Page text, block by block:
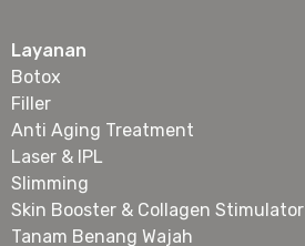
Layanan
Botox
Filler
Anti Aging Treatment
Laser & IPL
Slimming
Skin Booster & Collagen Stimulator
Tanam Benang Wajah